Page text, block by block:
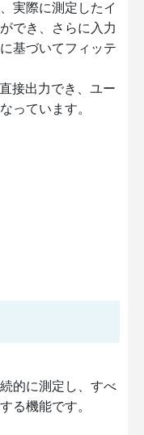
実際に測定したイ
でき、さらに入力
基づいてフィッテ
接出力でき、ユー
っています。
的に測定し、すべ
る機能です。